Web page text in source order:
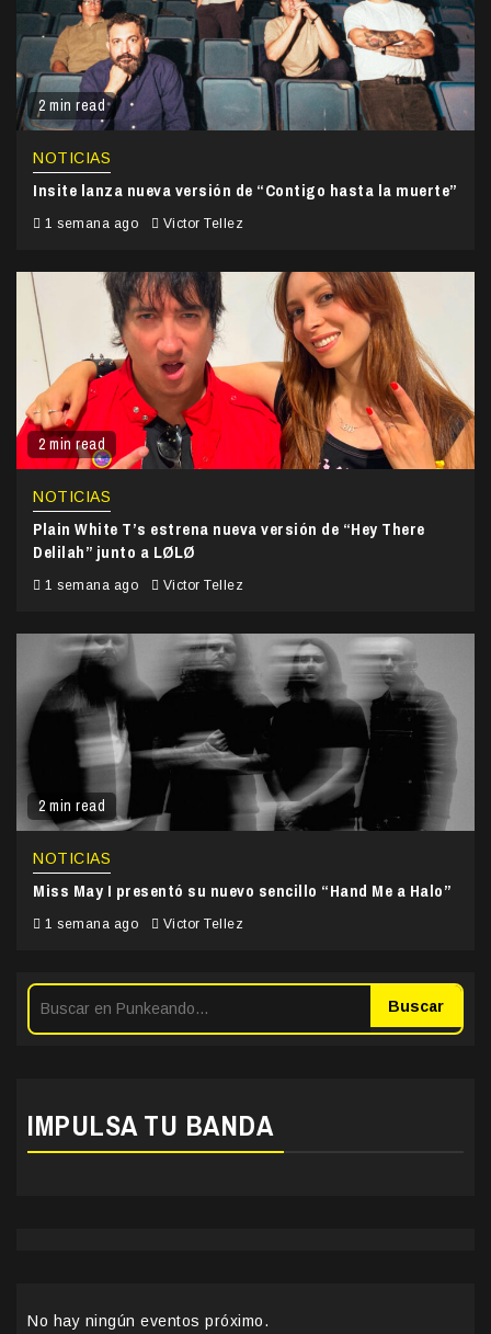
2 min read
NOTICIAS
Insite lanza nueva versión de “Contigo hasta la muerte”
1 semana ago Victor Tellez
2 min read
NOTICIAS
Plain White T’s estrena nueva versión de “Hey There
Delilah” junto a LØLØ
1 semana ago Victor Tellez
2 min read
NOTICIAS
Miss May I presentó su nuevo sencillo “Hand Me a Halo”
1 semana ago Victor Tellez
Buscar
IMPULSA TU BANDA
No hay ningún eventos próximo.